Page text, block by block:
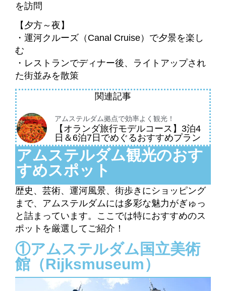
を訪問
【夕方～夜】
・運河クルーズ（Canal Cruise）で夕景を楽し
む
・レストランでディナー後、ライトアップされ
た街並みを散策
関連記事
アムステルダム拠点で効率よく観光！
【オランダ旅行モデルコース】3泊4
日＆6泊7日でめぐるおすすめプラン
アムステルダム観光のおす
すめスポット
歴史、芸術、運河風景、街歩きにショッピング
まで、アムステルダムには多彩な魅力がぎゅっ
と詰まっています。ここでは特におすすめのス
ポットを厳選してご紹介！
①アムステルダム国立美術
館（Rijksmuseum）